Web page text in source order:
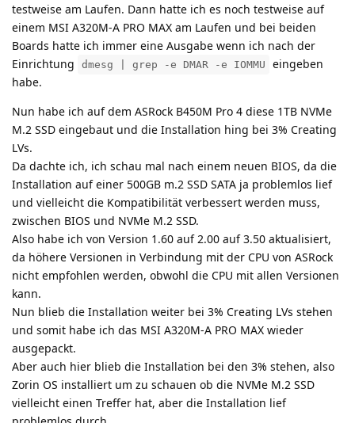
testweise am Laufen. Dann hatte ich es noch testweise auf
einem MSI A320M-A PRO MAX am Laufen und bei beiden
Boards hatte ich immer eine Ausgabe wenn ich nach der
Einrichtung
dmesg | grep -e DMAR -e IOMMU
eingeben
habe.
Nun habe ich auf dem ASRock B450M Pro 4 diese 1TB NVMe
M.2 SSD eingebaut und die Installation hing bei 3% Creating
LVs.
Da dachte ich, ich schau mal nach einem neuen BIOS, da die
Installation auf einer 500GB m.2 SSD SATA ja problemlos lief
und vielleicht die Kompatibilität verbessert werden muss,
zwischen BIOS und NVMe M.2 SSD.
Also habe ich von Version 1.60 auf 2.00 auf 3.50 aktualisiert,
da höhere Versionen in Verbindung mit der CPU von ASRock
nicht empfohlen werden, obwohl die CPU mit allen Versionen
kann.
Nun blieb die Installation weiter bei 3% Creating LVs stehen
und somit habe ich das MSI A320M-A PRO MAX wieder
ausgepackt.
Aber auch hier blieb die Installation bei den 3% stehen, also
Zorin OS installiert um zu schauen ob die NVMe M.2 SSD
vielleicht einen Treffer hat, aber die Installation lief